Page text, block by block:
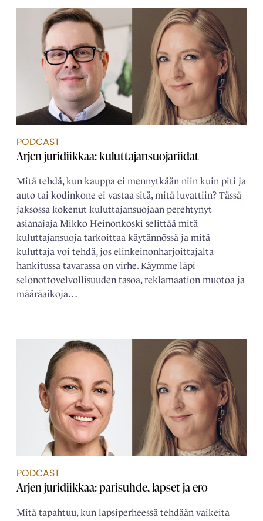
PODCAST
Arjen juridiikkaa: kuluttajansuojariidat
Mitä tehdä, kun kauppa ei mennytkään niin kuin piti ja
auto tai kodinkone ei vastaa sitä, mitä luvattiin? Tässä
jaksossa kokenut kuluttajansuojaan perehtynyt
asianajaja Mikko Heinonkoski selittää mitä
kuluttajansuoja tarkoittaa käytännössä ja mitä
kuluttaja voi tehdä, jos elinkeinonharjoittajalta
hankitussa tavarassa on virhe. Käymme läpi
selonottovelvollisuuden tasoa, reklamaation muotoa ja
määräaikoja…
PODCAST
Arjen juridiikkaa: parisuhde, lapset ja ero
Mitä tapahtuu, kun lapsiperheessä tehdään vaikeita